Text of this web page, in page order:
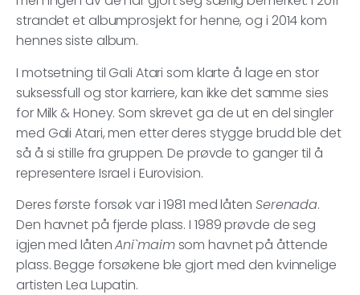
strandet et albumprosjekt for henne, og i 2014 kom
hennes siste album.
I motsetning til Gali Atari som klarte å lage en stor
suksessfull og stor karriere, kan ikke det samme sies
for Milk & Honey. Som skrevet ga de ut en del singler
med Gali Atari, men etter deres stygge brudd ble det
så å si stille fra gruppen. De prøvde to ganger til å
representere Israel i Eurovision.
Deres første forsøk var i 1981 med låten Serenada.
Den havnet på fjerde plass. I 1989 prøvde de seg
igjen med låtenAni`maimsom havnet på åttende
plass. Begge forsøkene ble gjort med den kvinnelige
artisten Lea Lupatin.